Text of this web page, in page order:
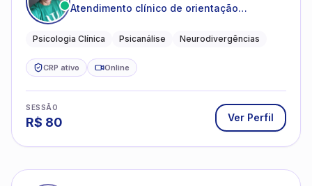
Atendimento clínico de orientação
crianças neurotípicas
Psicologia Clínica Psicanálise Neurodivergências
CRP ativo Online
SESSÃO
R$ 80 Ver Perfil